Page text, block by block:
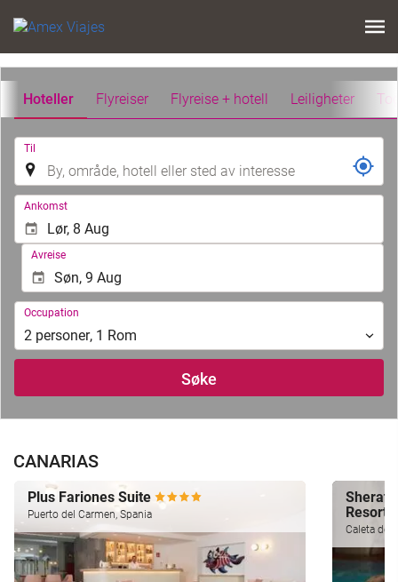
Hoteller Flyreiser Flyreise + hotell Leiligheter
Til
Ankomst
Avreise
Occupation
Occupation
2 personer, 1 Rom
Søke
CANARIAS
Plus Fariones Suite
Puerto del Carmen, Spania
Resort
Caleta de